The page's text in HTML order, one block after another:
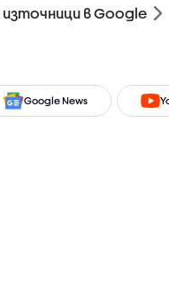
в Google
Google News